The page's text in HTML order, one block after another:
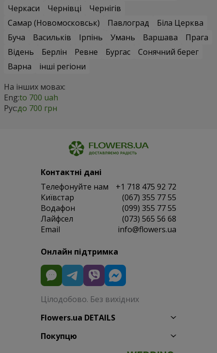
Черкаси
Чернівці
Чернігів
Самар (Новомосковськ)
Павлоград
Біла Церква
Буча
Васильків Ірпінь Умань Варшава
Прага
Відень
Берлін Ревне Бургас
Сонячний берег
Варна
інші регіони
На інших мовах:
Eng:to 700 uah
Рус:до 700 грн
Контактні дані
Телефонуйте нам
+1 718 475 92 72
Київстар
(067) 355 77 55
Водафон
(099) 355 77 55
Лайфсел
(073) 565 56 68
Email
info@flowers.ua
Онлайн підтримка
Цілодобово. Без вихідних
Flowers.ua DETAILS
Покупцю